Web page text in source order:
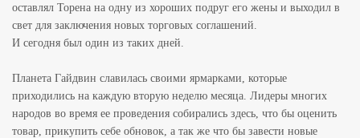
оставлял Торена на одну из хороших подруг его жены и выходил в
свет для заключения новых торговых соглашений.
И сегодня был один из таких дней.
Планета Гайдвин славилась своими ярмарками, которые
приходились на каждую вторую неделю месяца. Лидеры многих
народов во время ее проведения собирались здесь, что бы оценить
товар, прикупить себе обновок, а так же что бы завести новые